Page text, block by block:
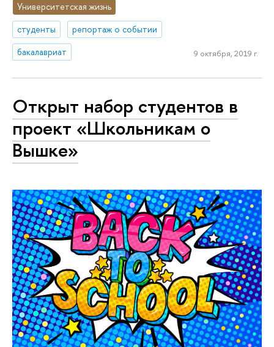
Университетская жизнь
студенты
репортаж о событии
бакалавриат
9 октября, 2019 г.
Открыт набор студентов в
проект «Школьникам о
Вышке»